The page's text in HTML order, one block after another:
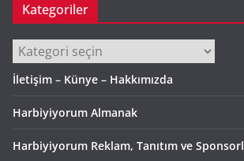
Kategoriler
Kategoriler
İletişim – Künye – Hakkımızda
Harbiyiyorum Almanak
Harbiyiyorum Reklam, Tanıtım ve